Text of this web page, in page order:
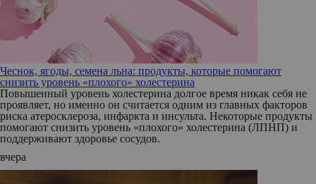
Чеснок, ягоды, семена льна: продукты, которые помогают
снизить уровень «плохого» холестерина
Повышенный уровень холестерина долгое время никак себя не
проявляет, но именно он считается одним из главных факторов
риска атеросклероза, инфаркта и инсульта. Некоторые продукты
помогают снизить уровень «плохого» холестерина (ЛПНП) и
поддерживают здоровье сосудов.
вчера